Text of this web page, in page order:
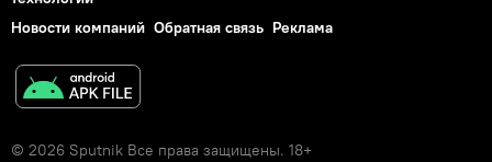
Новости компаний Обратная связь Реклама
© 2026 Sputnik Все права защищены. 18+